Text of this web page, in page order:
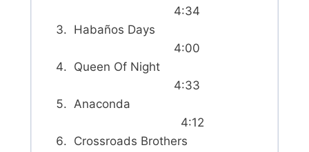
4:34
Habaños Days
4:00
Queen Of Night
4:33
Anaconda
4:12
Crossroads Brothers